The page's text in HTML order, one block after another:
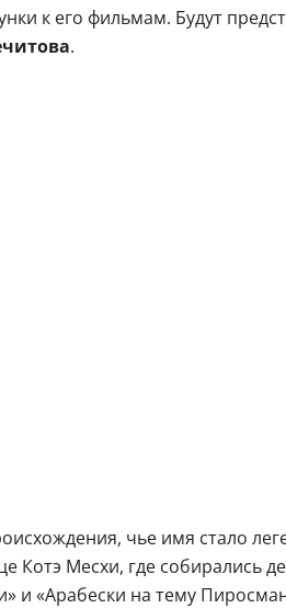
к его фильмам. Будут
.
чье имя стало
Месхи, где собирались
и «Арабески на тему